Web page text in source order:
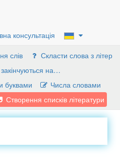
консультація
слів
Скласти слова з літер
на…
буквами
Числа словами
Створення списків літератури